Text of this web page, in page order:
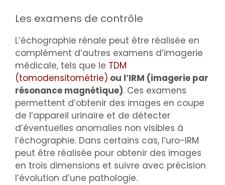
Les examens de contrôle
L’échographie rénale peut être réalisée en
complément d’autres examens d’imagerie
médicale, tels que le TDM
(tomodensitométrie) ou l’IRM (imagerie par
résonance magnétique). Ces examens
permettent d’obtenir des images en coupe
de l’appareil urinaire et de détecter
d’éventuelles anomalies non visibles à
l’échographie. Dans certains cas, l’uro-IRM
peut être réalisée pour obtenir des images
en trois dimensions et suivre avec précision
l’évolution d’une pathologie.